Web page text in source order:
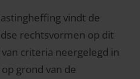
vindt de
rechtsvormen op dit
criteria neergelegd in
grond van de